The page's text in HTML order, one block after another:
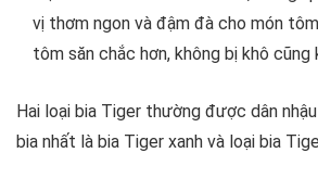
vị thơm ngon và đậm đà cho món
tôm săn chắc hơn, không bị khô cũng
Hai loại bia Tiger thường được dân
bia nhất là bia Tiger xanh và loại bia